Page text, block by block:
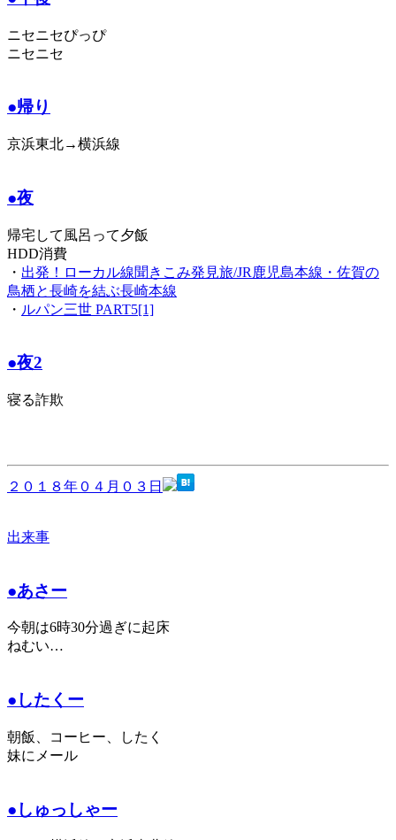
ニセニセぴっぴ
ニセニセ
●帰り
京浜東北→横浜線
●夜
帰宅して風呂って夕飯
HDD消費
・ 出発！ローカル線聞きこみ発見旅/JR鹿児島本線・佐賀の
鳥栖と長崎を結ぶ長崎本線
・ ルパン三世 PART5[1]
●夜2
寝る詐欺
２０１８年０４月０３日
出来事
●あさー
今朝は6時30分過ぎに起床
ねむい…
●したくー
朝飯、コーヒー、したく
妹にメール
●しゅっしゃー